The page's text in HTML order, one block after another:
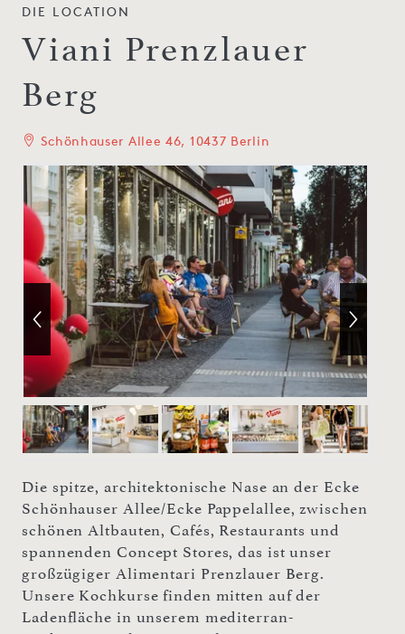
DIE LOCATION
Viani Prenzlauer
Berg
Schönhauser Allee 46, 10437 Berlin
Die spitze, architektonische Nase an der Ecke
Schönhauser Allee/Ecke Pappelallee, zwischen
schönen Altbauten, Cafés, Restaurants und
spannenden Concept Stores, das ist unser
großzügiger Alimentari Prenzlauer Berg.
Unsere Kochkurse finden mitten auf der
Ladenfläche in unserem mediterran-